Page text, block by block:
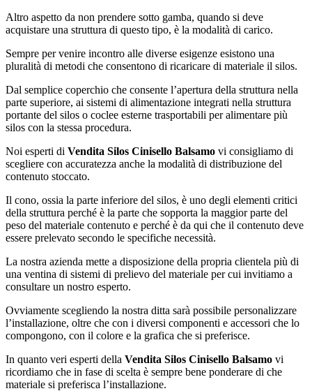
Altro aspetto da non prendere sotto gamba, quando si deve
acquistare una struttura di questo tipo, è la modalità di carico.
Sempre per venire incontro alle diverse esigenze esistono una
pluralità di metodi che consentono di ricaricare di materiale il silos.
Dal semplice coperchio che consente l’apertura della struttura nella
parte superiore, ai sistemi di alimentazione integrati nella struttura
portante del silos o coclee esterne trasportabili per alimentare più
silos con la stessa procedura.
Noi esperti di Vendita Silos Cinisello Balsamo vi consigliamo di
scegliere con accuratezza anche la modalità di distribuzione del
contenuto stoccato.
Il cono, ossia la parte inferiore del silos, è uno degli elementi critici
della struttura perché è la parte che sopporta la maggior parte del
peso del materiale contenuto e perché è da qui che il contenuto deve
essere prelevato secondo le specifiche necessità.
La nostra azienda mette a disposizione della propria clientela più di
una ventina di sistemi di prelievo del materiale per cui invitiamo a
consultare un nostro esperto.
Ovviamente scegliendo la nostra ditta sarà possibile personalizzare
l’installazione, oltre che con i diversi componenti e accessori che lo
compongono, con il colore e la grafica che si preferisce.
In quanto veri esperti della Vendita Silos Cinisello Balsamo vi
ricordiamo che in fase di scelta è sempre bene ponderare di che
materiale si preferisca l’installazione.